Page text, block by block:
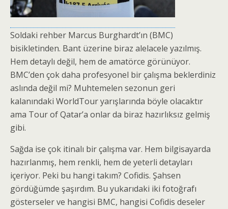
Soldaki rehber Marcus Burghardt’ın (BMC)
bisikletinden. Bant üzerine biraz alelacele yazılmış.
Hem detaylı değil, hem de amatörce görünüyor.
BMC’den çok daha profesyonel bir çalışma beklerdiniz
aslında değil mi? Muhtemelen sezonun geri
kalanındaki WorldTour yarışlarında böyle olacaktır
ama Tour of Qatar’a onlar da biraz hazırlıksız gelmiş
gibi.
Sağda ise çok itinalı bir çalışma var. Hem bilgisayarda
hazırlanmış, hem renkli, hem de yeterli detayları
içeriyor. Peki bu hangi takım? Cofidis. Şahsen
gördüğümde şaşırdım. Bu yukarıdaki iki fotoğrafı
gösterseler ve hangisi BMC, hangisi Cofidis deseler